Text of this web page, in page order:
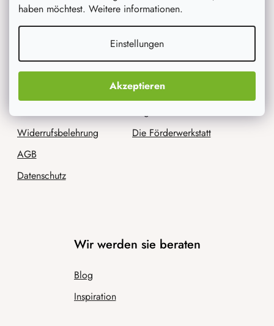
haben möchtest. Weitere informationen.
Einstellungen
Akzeptieren
Für Kunden
Sendungsverfolgung
Widerrufsbelehrung
AGB
Datenschutz
Wir sind AtmoWood.de
Kontakt
Impressum
Unsere Geschichte
Die Förderwerkstatt
Wir werden sie beraten
Blog
Inspiration